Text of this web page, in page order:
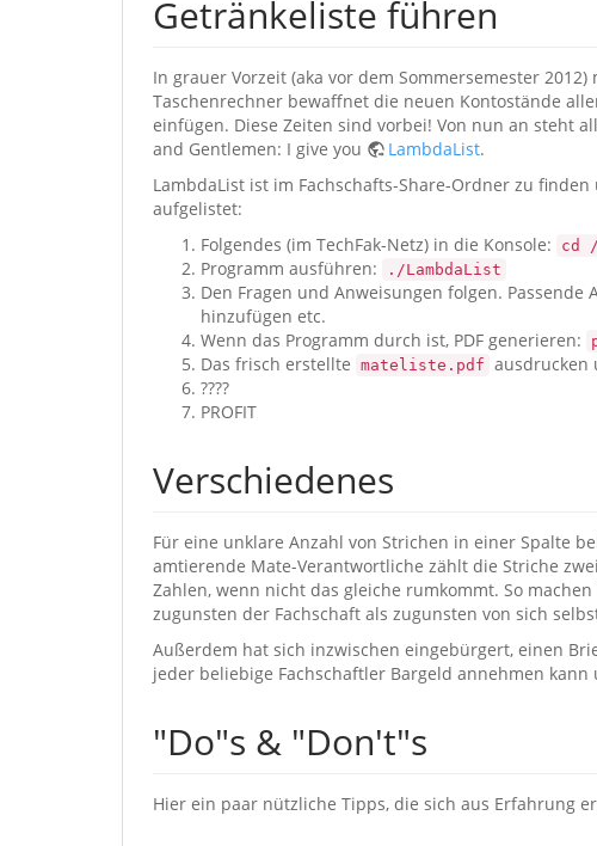
Getränkeliste führen
In grauer Vorzeit (aka vor dem Sommersemester
Taschenrechner bewaffnet die neuen Kontostände
einfügen. Diese Zeiten sind vorbei! Von nun an steht
and Gentlemen: I give you
LambdaList.
LambdaList ist im Fachschafts-Share-Ordner zu
aufgelistet:
Folgendes (im TechFak-Netz) in die Konsole:
cd
Programm ausführen: ./LambdaList
Den Fragen und Anweisungen folgen.
hinzufügen etc.
Wenn das Programm durch ist, PDF generieren:
Das frisch erstellte mateliste.pdf ausdrucken
????
PROFIT
Verschiedenes
Für eine unklare Anzahl von Strichen in einer Spalte
amtierende Mate-Verantwortliche zählt die Striche
Zahlen, wenn nicht das gleiche rumkommt. So
zugunsten der Fachschaft als zugunsten von sich
Außerdem hat sich inzwischen eingebürgert, einen
jeder beliebige Fachschaftler Bargeld annehmen
"Do"s & "Don't"s
Hier ein paar nützliche Tipps, die sich aus Erfahrung